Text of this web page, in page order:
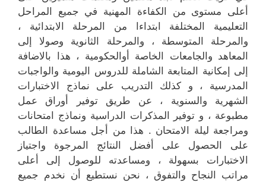
أعلى مستوى من الكفاءة المهنية في جميع المراحل
التعليمية المختلفة ابتداءا من المرحلة الابتدائية ،
والمرحلة المتوسطة ، والمرحلة الثانوية وصولا إلى
المعاهد والجامعات الخاصة أوالحكومية ، هذا بالاضافة
إلى إمكانية المتابعة الشاملة للدروس اليومية والواجبات
المدرسية ، و كذلك التدريب على نماذج الاختبارات
الشهرية والسنوية ، عن طريق توفير أوراق عمل
مطبوعة ، و توفير المذكرات الدراسية ونماذج امتحانات
ومراجعة ليلة الامتحان . هذا من أجل مساعدة الطالب
على الحصول على أفضل النتائج المرجوة واجتياز
الاختبارات بسهولة ، ومساعدته للوصول إلى أعلى
مراتب النجاح والتفوق ، نحن نستطيع أن نخدم جميع